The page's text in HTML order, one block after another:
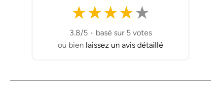
★★★★★
3.8/5 • basé sur 5 votes
ou bien laissez un avis détaillé